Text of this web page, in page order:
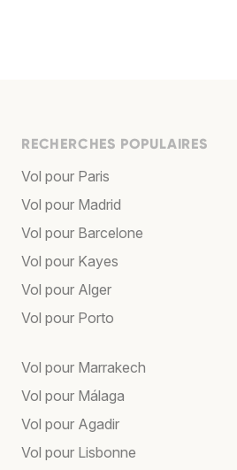
RECHERCHES POPULAIRES
Vol pour Paris
Vol pour Madrid
Vol pour Barcelone
Vol pour Kayes
Vol pour Alger
Vol pour Porto
Vol pour Marrakech
Vol pour Málaga
Vol pour Agadir
Vol pour Lisbonne